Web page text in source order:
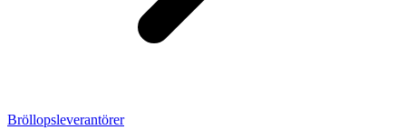
Bröllopsleverantörer